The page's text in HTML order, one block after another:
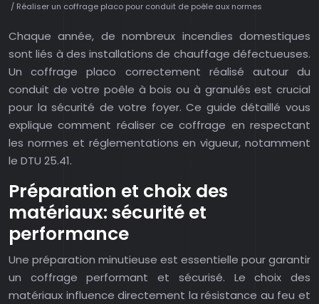
/ Réaliser un coffrage placo pour conduit de poêle aux normes
Chaque année, de nombreux incendies domestiques
sont liés à des installations de chauffage défectueuses.
Un coffrage placo correctement réalisé autour du
conduit de votre poêle à bois ou à granulés est crucial
pour la sécurité de votre foyer. Ce guide détaillé vous
explique comment réaliser ce coffrage en respectant
les normes et réglementations en vigueur, notamment
le DTU 25.41.
Préparation et choix des
matériaux: sécurité et
performance
Une préparation minutieuse est essentielle pour garantir
un coffrage performant et sécurisé. Le choix des
matériaux influence directement la résistance au feu et